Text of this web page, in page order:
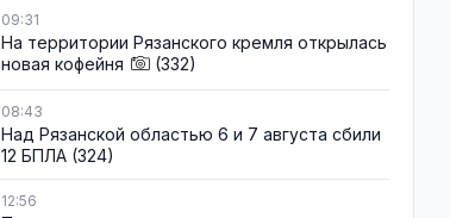
09:31
На территории Рязанского кремля открылась
новая кофейня
(332)
08:43
Над Рязанской областью 6 и 7 августа сбили
12 БПЛА (324)
12:56